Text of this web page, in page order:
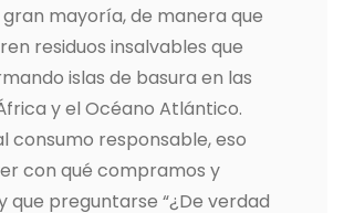
mayoría, de manera que
residuos insalvables que
islas de basura en las
y el Océano Atlántico.
consumo responsable, eso
con qué compramos y
que preguntarse “¿De verdad